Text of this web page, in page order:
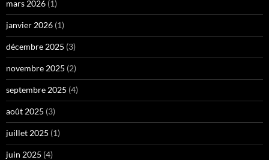
mars 2026 (1)
janvier 2026 (1)
décembre 2025 (3)
novembre 2025 (2)
septembre 2025 (4)
août 2025 (3)
juillet 2025 (1)
juin 2025 (4)